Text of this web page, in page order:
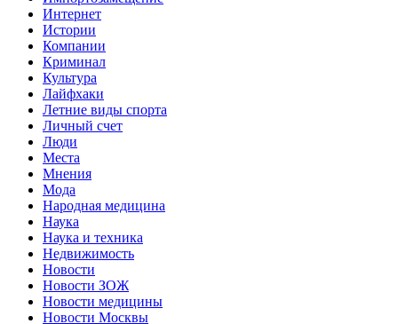
Интернет
Истории
Компании
Криминал
Культура
Лайфхаки
Летние виды спорта
Личный счет
Люди
Места
Мнения
Мода
Народная медицина
Наука
Наука и техника
Недвижимость
Новости
Новости ЗОЖ
Новости медицины
Новости Москвы